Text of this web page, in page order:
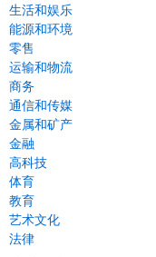
生活和娱乐
能源和环境
零售
运输和物流
商务
通信和传媒
金属和矿产
金融
高科技
体育
教育
艺术文化
法律